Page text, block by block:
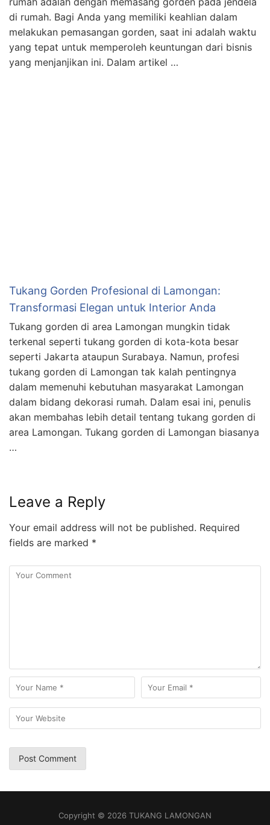
di rumah. Bagi Anda yang memiliki keahlian dalam
melakukan pemasangan gorden, saat ini adalah waktu
yang tepat untuk memperoleh keuntungan dari bisnis
yang menjanjikan ini. Dalam artikel …
Transformasi Elegan untuk Interior Anda
Tukang gorden di area Lamongan mungkin tidak
terkenal seperti tukang gorden di kota-kota besar
seperti Jakarta ataupun Surabaya. Namun, profesi
tukang gorden di Lamongan tak kalah pentingnya
dalam memenuhi kebutuhan masyarakat Lamongan
dalam bidang dekorasi rumah. Dalam esai ini, penulis
akan membahas lebih detail tentang tukang gorden di
area Lamongan. Tukang gorden di Lamongan biasanya
…
fields are marked*